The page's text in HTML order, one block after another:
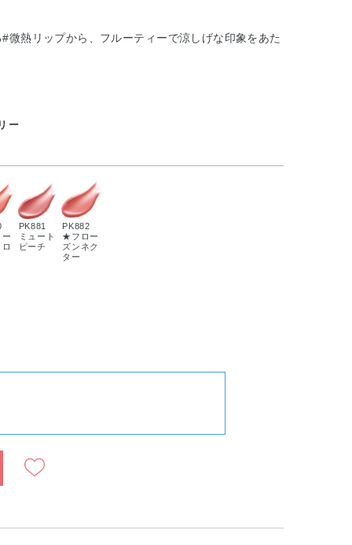
微熱リップから、フルーティーで涼しげな印象をあた
ー
ー
ロ
PK881
ミュート
ピーチ
PK882
★フロー
ズンネク
ター